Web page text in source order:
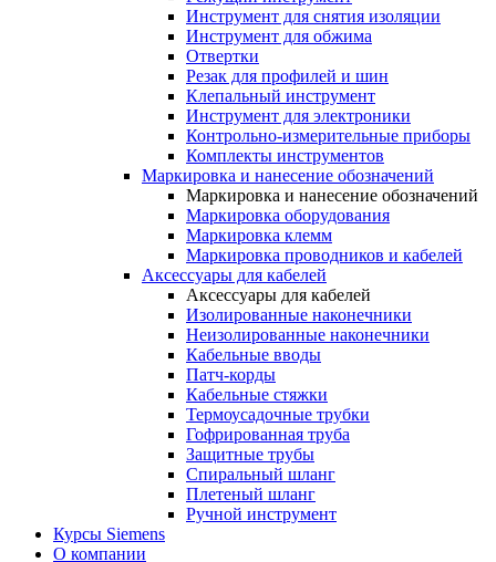
Инструмент для снятия изоляции
Инструмент для обжима
Отвертки
Резак для профилей и шин
Клепальный инструмент
Инструмент для электроники
Контрольно-измерительные приборы
Комплекты инструментов
Маркировка и нанесение обозначений
Маркировка и нанесение обозначений
Маркировка оборудования
Маркировка клемм
Маркировка проводников и кабелей
Аксессуары для кабелей
Аксессуары для кабелей
Изолированные наконечники
Неизолированные наконечники
Кабельные вводы
Патч-корды
Кабельные стяжки
Термоусадочные трубки
Гофрированная труба
Защитные трубы
Спиральный шланг
Плетеный шланг
Ручной инструмент
Курсы Siemens
О компании